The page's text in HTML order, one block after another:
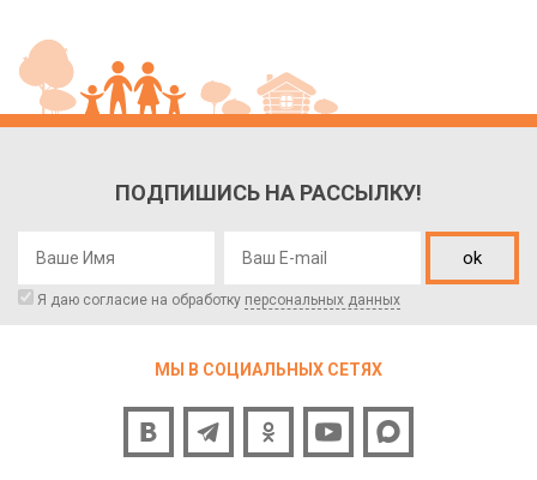
ПОДПИШИСЬ НА РАССЫЛКУ!
ok
Я даю согласие на обработку персональных данных
МЫ В СОЦИАЛЬНЫХ СЕТЯХ